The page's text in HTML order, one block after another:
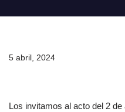
5 abril, 2024
Los invitamos al acto del 2